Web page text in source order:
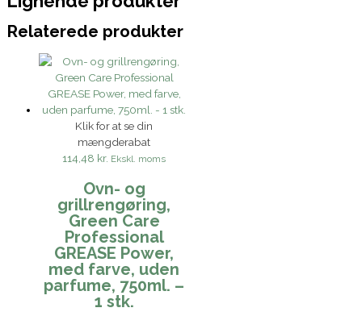
Relaterede produkter
Klik for at se din
mængderabat
114,48 kr. Ekskl. moms
Ovn- og
grillrengøring,
Green Care
Professional
GREASE Power,
med farve, uden
parfume, 750ml. –
1 stk.